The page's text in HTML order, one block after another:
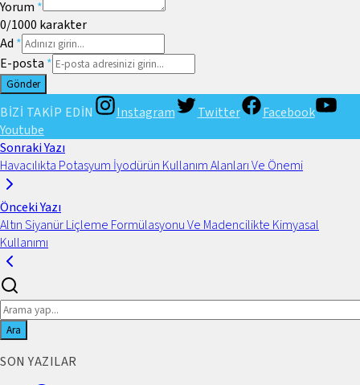
Yorum *
0/1000 karakter
Ad *
E-posta *
Gönder
BİZİ TAKİP EDİN Instagram Twitter
Facebook
Youtube
Sonraki Yazı
Havacılıkta Potasyum İyodürün Kullanım Alanları Ve Önemi
Önceki Yazı
Altın Siyanür Liçleme Formülasyonu Ve Madencilikte Kimyasal
Kullanımı
Ara
SON YAZILAR